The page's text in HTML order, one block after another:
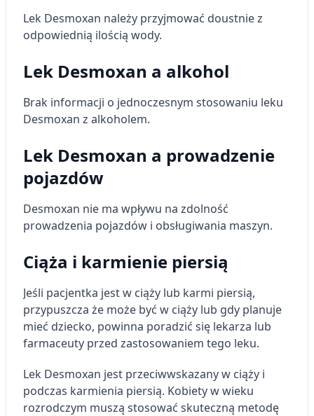
Lek Desmoxan należy przyjmować doustnie z
odpowiednią ilością wody.
Lek Desmoxan a alkohol
Brak informacji o jednoczesnym stosowaniu leku
Desmoxan z alkoholem.
Lek Desmoxan a prowadzenie
pojazdów
Desmoxan nie ma wpływu na zdolność
prowadzenia pojazdów i obsługiwania maszyn.
Ciąża i karmienie piersią
Jeśli pacjentka jest w ciąży lub karmi piersią,
przypuszcza że może być w ciąży lub gdy planuje
mieć dziecko, powinna poradzić się lekarza lub
farmaceuty przed zastosowaniem tego leku.
Lek Desmoxan jest przeciwwskazany w ciąży i
podczas karmienia piersią. Kobiety w wieku
rozrodczym muszą stosować skuteczną metodę